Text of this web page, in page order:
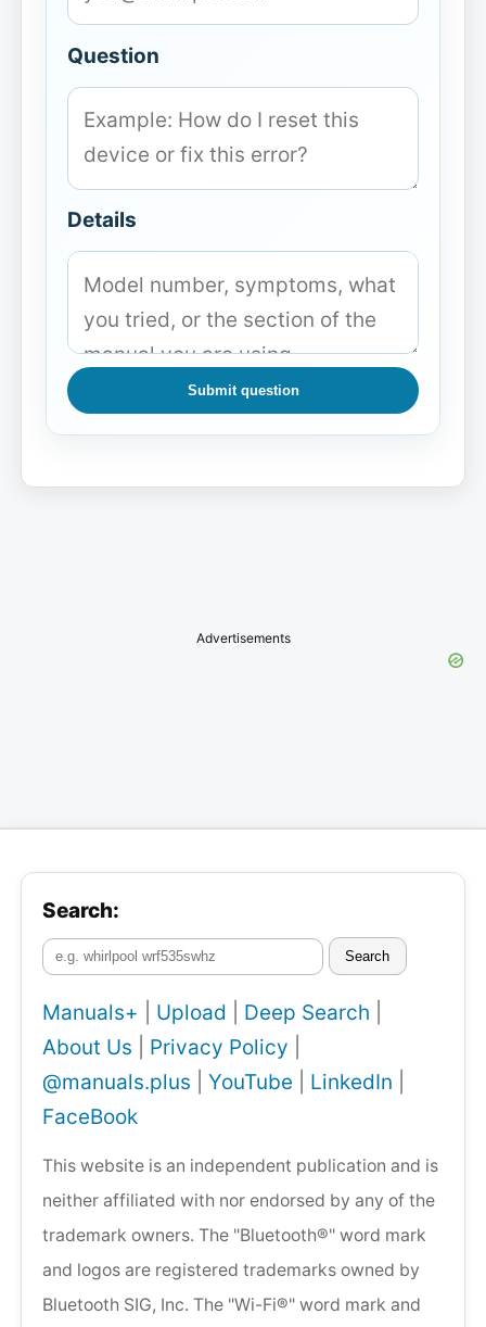
Question
Details
Submit question
Advertisements
Search:
Search
Manuals+ Upload Deep Search
About Us
Privacy Policy
@manuals.plus
YouTube LinkedIn
FaceBook
This website is an independent publication and is
neither affiliated with nor endorsed by any of the
trademark owners. The "Bluetooth®" word mark
and logos are registered trademarks owned by
Bluetooth SIG, Inc. The "Wi-Fi®" word mark and